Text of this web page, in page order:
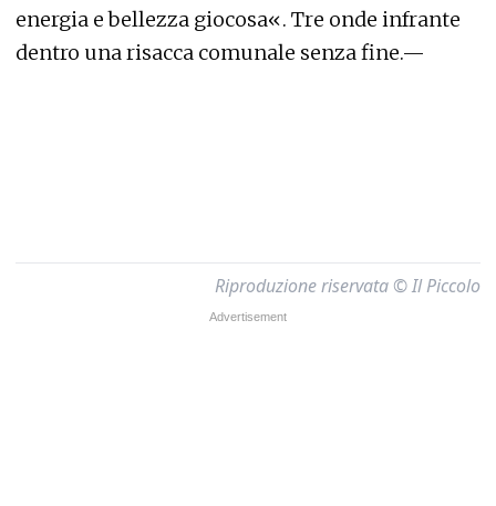
energia e bellezza giocosa«. Tre onde infrante
dentro una risacca comunale senza fine.—
Riproduzione riservata © Il Piccolo